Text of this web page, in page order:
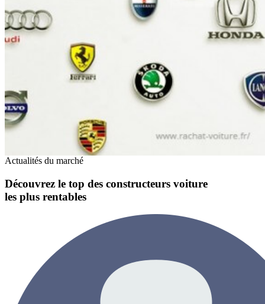
Actualités du marché
Découvrez le top des constructeurs voiture
les plus rentables